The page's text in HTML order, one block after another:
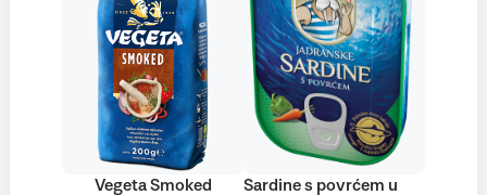
Vegeta Smoked
Sardine s povrćem u